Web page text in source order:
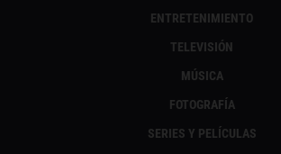
ENTRETENIMIENTO
TELEVISIÓN
MÚSICA
FOTOGRAFÍA
SERIES Y PELÍCULAS